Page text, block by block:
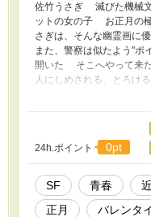
佐竹うさぎ 滅びた機械
ットの女の子 お正月の
さぎは、そんな幽霊画に
また、警察は似たよう"ポ
開いた そこへやって来
人にしめされる、とろけ
うさぎがに幽霊画にやさ
にしました ｢中外日報 現
かりに～｣ のサイトに、
https://
001.html うさぎが語っ
ムチョコレートは、2026
まど｣と言うNHKの番組
24h.ポイント 0pt
SF 青春
正月
バレンタ